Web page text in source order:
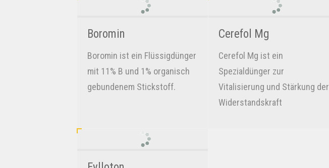
Boromin
Boromin ist ein Flüssigdünger
mit 11% B und 1% organisch
gebundenem Stickstoff.
Cerefol Mg
Cerefol Mg ist ein
Spezialdünger zur
Vitalisierung und Stärkung der
Widerstandskraft